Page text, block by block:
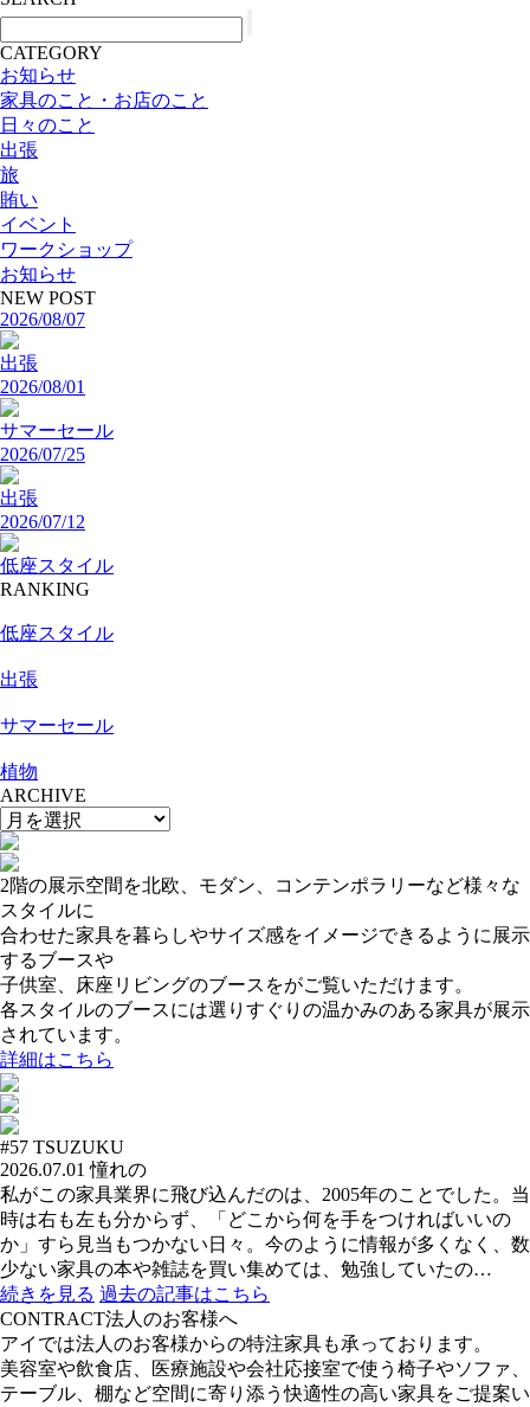
CATEGORY
お知らせ
家具のこと・お店のこと
日々のこと
出張
旅
賄い
イベント
ワークショップ
お知らせ
NEW POST
2026/08/07
出張
2026/08/01
サマーセール
2026/07/25
出張
2026/07/12
低座スタイル
RANKING
低座スタイル
出張
サマーセール
植物
ARCHIVE
2階の展示空間を北欧、モダン、コンテンポラリーなど様々な
スタイルに
合わせた家具を暮らしやサイズ感をイメージできるように展示
するブースや
子供室、床座リビングのブースをがご覧いただけます。
各スタイルのブースには選りすぐりの温かみのある家具が展示
されています。
詳細はこちら
#57 TSUZUKU
2026.07.01 憧れの
私がこの家具業界に飛び込んだのは、2005年のことでした。当
時は右も左も分からず、「どこから何を手をつければいいの
か」すら見当もつかない日々。今のように情報が多くなく、数
少ない家具の本や雑誌を買い集めては、勉強していたの…
続きを見る 過去の記事はこちら
CONTRACT法人のお客様へ
アイでは法人のお客様からの特注家具も承っております。
美容室や飲食店、医療施設や会社応接室で使う椅子やソファ、
テーブル、棚など空間に寄り添う快適性の高い家具をご提案い